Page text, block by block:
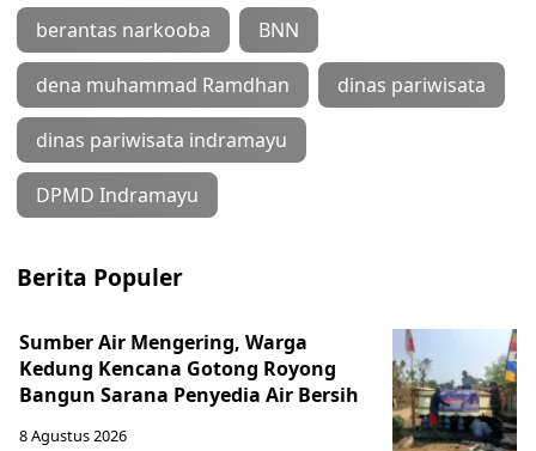
berantas narkooba BNN
dena muhammad Ramdhan dinas pariwisata
dinas pariwisata indramayu
DPMD Indramayu
Berita Populer
Sumber Air Mengering, Warga
Kedung Kencana Gotong Royong
Bangun Sarana Penyedia Air Bersih
8 Agustus 2026